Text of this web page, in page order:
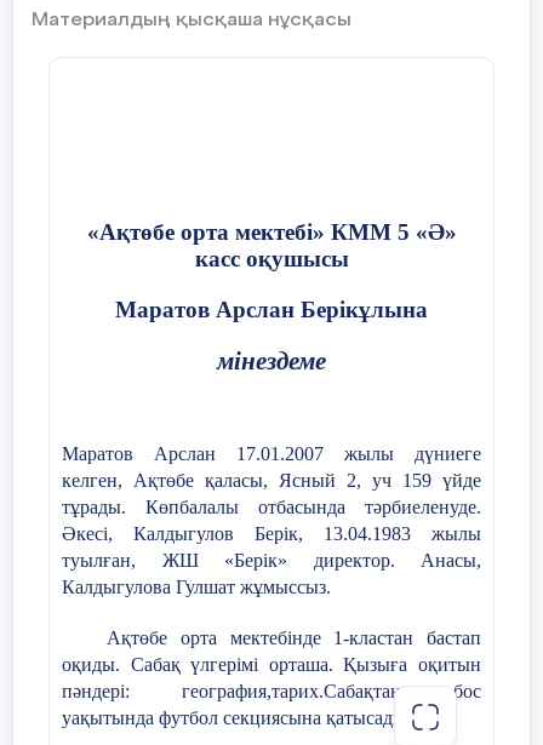
Материалдың қысқаша нұсқасы
«Ақтөбе орта мектебі» КММ 5 «Ә»
касс оқушысы
Маратов Арслан Берікұлына
мінездеме
Маратов Арслан
17.01.2007 жылы дүниеге
келген,
Ақтөбе қаласы, Ясный 2, уч 159 үйде
тұрады. Көпбалалы отбасында тәрбиеленуде.
Әкесі, Калдыгулов Берік, 13.04.1983 жылы
туылған, ЖШ «Берік» директор. Анасы,
Калдыгулова Гулшат жұмыссыз.
Ақтөбе орта мектебінде 1-кластан бастап
оқиды. Сабақ үлгерімі орташа. Қызыға оқитын
пәндері: география,тарих.Сабақтан бос
уақытында футбол секциясына қатысады.